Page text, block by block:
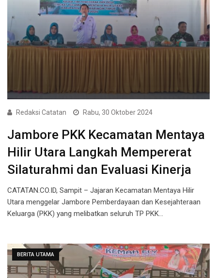
Redaksi Catatan Rabu, 30 Oktober 2024
Jambore PKK Kecamatan Mentaya
Hilir Utara Langkah Mempererat
Silaturahmi dan Evaluasi Kinerja
CATATAN.CO.ID, Sampit – Jajaran Kecamatan Mentaya Hilir
Utara menggelar Jambore Pemberdayaan dan Kesejahteraan
Keluarga (PKK) yang melibatkan seluruh TP PKK…
BERITA UTAMA